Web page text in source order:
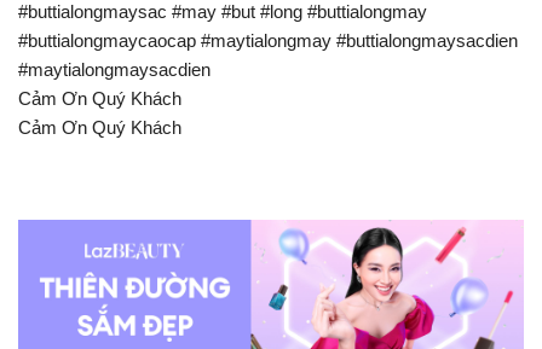
#buttialongmaysac #may #but #long #buttialongmay
#buttialongmaycaocap #maytialongmay #buttialongmaysacdien
#maytialongmaysacdien
Cảm Ơn Quý Khách
Cảm Ơn Quý Khách